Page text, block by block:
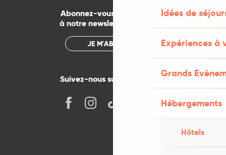
Idées de
Expériences à
Grands
Hébergements
Hôtels
Abonnez-vous gratuitement
à notre newsletter mensuelle
JE M'ABONNE
Suivez-nous sur les réseaux !